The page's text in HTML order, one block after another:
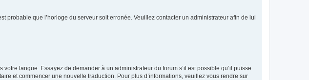
probable que l’horloge du serveur soit erronée. Veuillez contacter un administrateur afin de lui
langue. Essayez de demander à un administrateur du forum s’il est possible qu’il puisse
et commencer une nouvelle traduction. Pour plus d’informations, veuillez vous rendre sur